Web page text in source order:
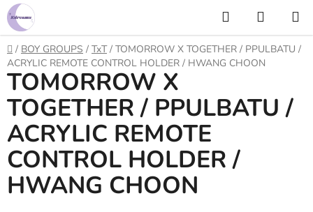
Prejsť
na
obsah
Hľadať
KOŠÍK
Domov
/ BOY GROUPS / TxT / TOMORROW X TOGETHER / PPULBATU /
ACRYLIC REMOTE CONTROL HOLDER / HWANG CHOON
TOMORROW X
TOGETHER / PPULBATU /
ACRYLIC REMOTE
CONTROL HOLDER /
HWANG CHOON